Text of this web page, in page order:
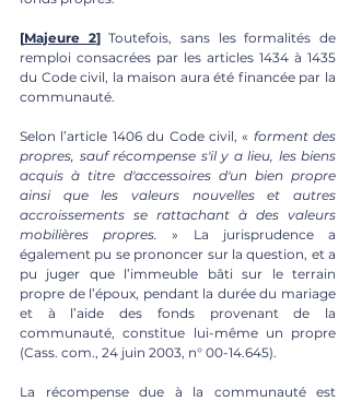
[Majeure 2] Toutefois, sans les formalités de
remploi consacrées par les articles 1434 à 1435
du Code civil, la maison aura été financée par la
communauté.
Selon l’article 1406 du Code civil, « forment des
propres, sauf récompense s'il y a lieu, les biens
acquis à titre d'accessoires d'un bien propre
ainsi que les valeurs nouvelles et autres
accroissements se rattachant à des valeurs
mobilières propres.
» La jurisprudence a
également pu se prononcer sur la question, et a
pu juger que l’immeuble bâti sur le terrain
propre de l’époux, pendant la durée du mariage
et à l’aide des fonds provenant de la
communauté, constitue lui-même un propre
(Cass. com., 24 juin 2003, n° 00-14.645).
La récompense due à la communauté est